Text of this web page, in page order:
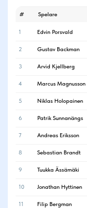
# Spelare
1 Edvin Porsvald
2 Gustav Backman
3 Arvid Kjellberg
4 Marcus Magnusson
5 Niklas Holopainen
6 Patrik Sunnanängs
7 Andreas Eriksson
8 Sebastian Brandt
9 Tuukka Ässämäki
10 Jonathan Hyttinen
11 Filip Bergman